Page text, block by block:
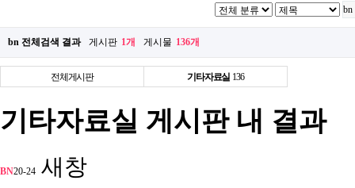
bn 전체검색 결과 게시판 1개 게시물 136개
전체게시판 기타자료실 136
기타자료실 게시판 내 결과
BN20-24 새창